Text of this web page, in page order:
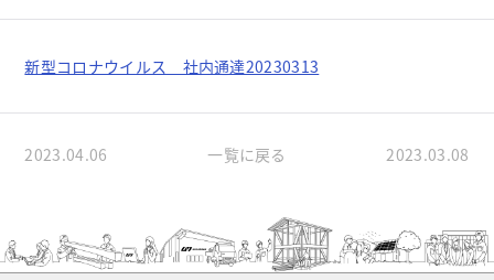
新型コロナウイルス 社内通達20230313
2023.04.06 一覧に戻る 2023.03.08